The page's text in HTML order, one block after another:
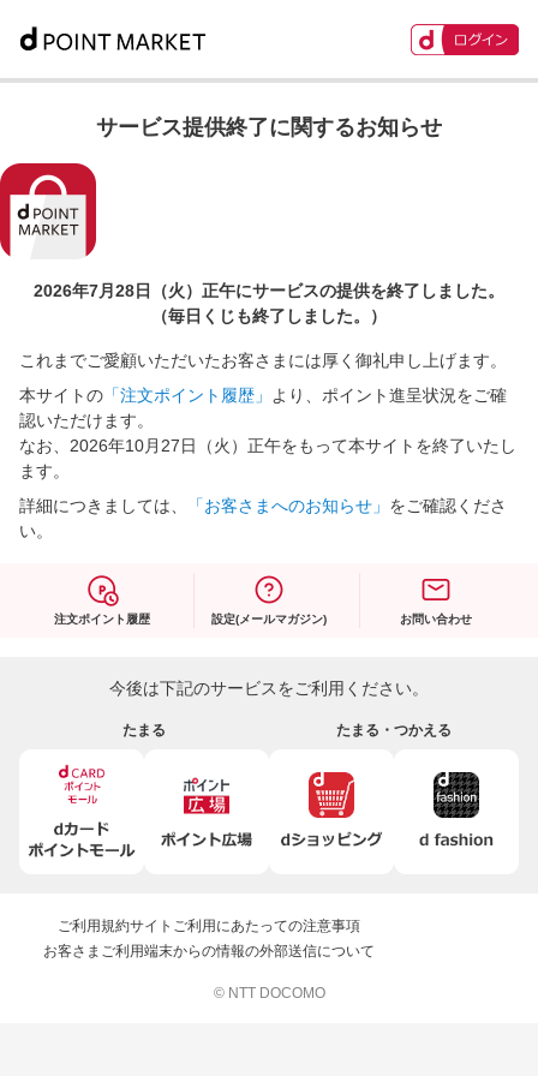
サービス提供終了に関するお知らせ
2026年7月28日（火）正午にサービスの提供を終了しました。
（毎日くじも終了しました。）
これまでご愛顧いただいたお客さまには厚く御礼申し上げます。
本サイトの 「注文ポイント履歴」
より、ポイント進呈状況をご確
認いただけます。
なお、2026年10月27日（火）正午をもって本サイトを終了いたし
ます。
詳細につきましては、
「お客さまへのお知らせ」 をご確認くださ
い。
注文ポイント履歴 設定(メールマガジン) お問い合わせ
今後は下記のサービスをご利用ください。
たまる たまる・つかえる
ご利用規約サイトご利用にあたっての注意事項
お客さまご利用端末からの情報の外部送信について
© NTT DOCOMO